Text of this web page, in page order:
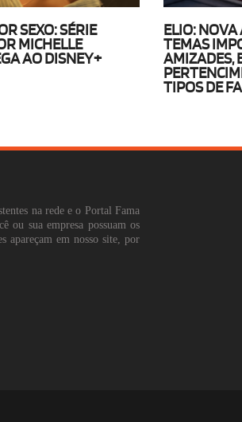
SEXO: SÉRIE
MICHELLE
AO DISNEY+
ELIO:
TEMAS
AMIZADES,
TIPOS DE
na rede e o Portal Fama
ou sua empresa possuam os
apareçam em nosso site, por